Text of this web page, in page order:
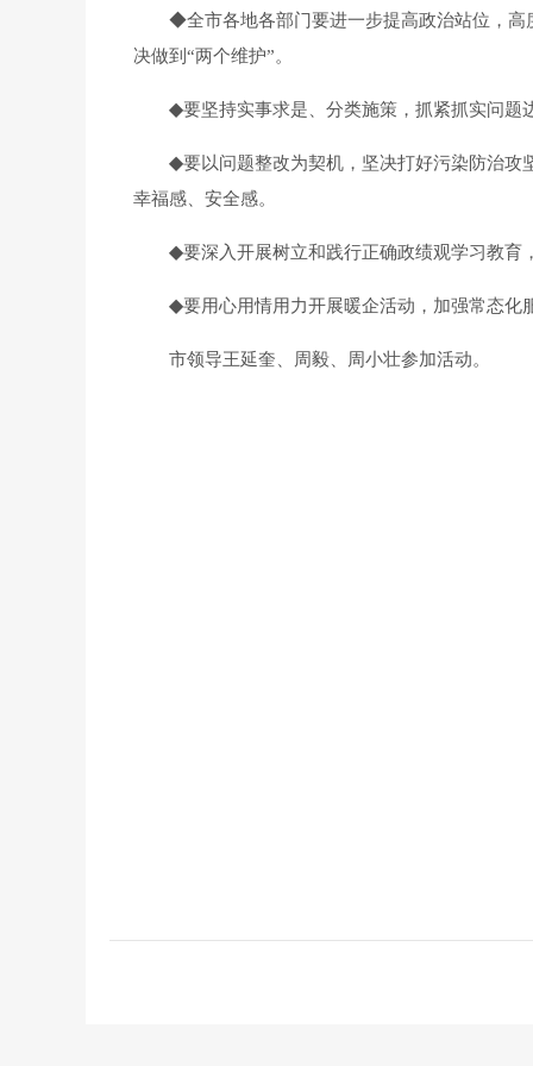
◆全市各地各部门要进一步提高政治站位，高
决做到“两个维护”。
◆要坚持实事求是、分类施策，抓紧抓实问
◆要以问题整改为契机，坚决打好污染防治
幸福感、安全感。
◆要深入开展树立和践行正确政绩观学习教育
◆要用心用情用力开展暖企活动，加强常态
市领导王延奎、周毅、周小壮参加活动。